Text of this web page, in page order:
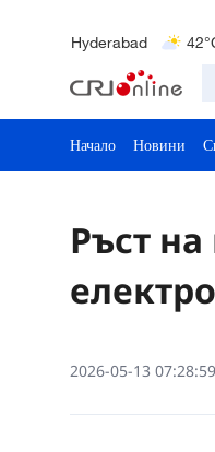
Hyderabad
Начало Новини
Ръст
2026-05-13 07:28:59